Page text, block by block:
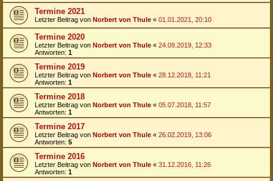
Termine 2021
Letzter Beitrag von Norbert von Thule « 01.01.2021, 20:10
Termine 2020
Letzter Beitrag von Norbert von Thule « 24.09.2019, 12:33
Antworten: 1
Termine 2019
Letzter Beitrag von Norbert von Thule « 28.12.2018, 11:21
Antworten: 1
Termine 2018
Letzter Beitrag von Norbert von Thule « 05.07.2018, 11:57
Antworten: 1
Termine 2017
Letzter Beitrag von Norbert von Thule « 26.02.2019, 13:06
Antworten: 5
Termine 2016
Letzter Beitrag von Norbert von Thule « 31.12.2016, 11:26
Antworten: 1